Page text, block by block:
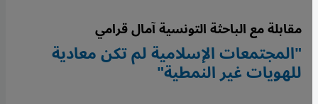
مقابلة مع الباحثة التونسية آمال قرامي
"المجتمعات الإسلامية لم تكن معادية
للهويات غير النمطية"